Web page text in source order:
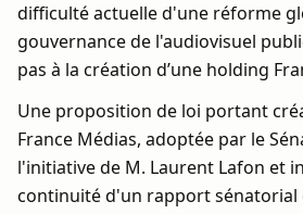
difficulté actuelle d'une réforme
gouvernance de l'audiovisuel
pas à la création d’une holding
Une proposition de loi portant
France Médias, adoptée par le
l'initiative de M. Laurent Lafon et
continuité d'un rapport sénatorial